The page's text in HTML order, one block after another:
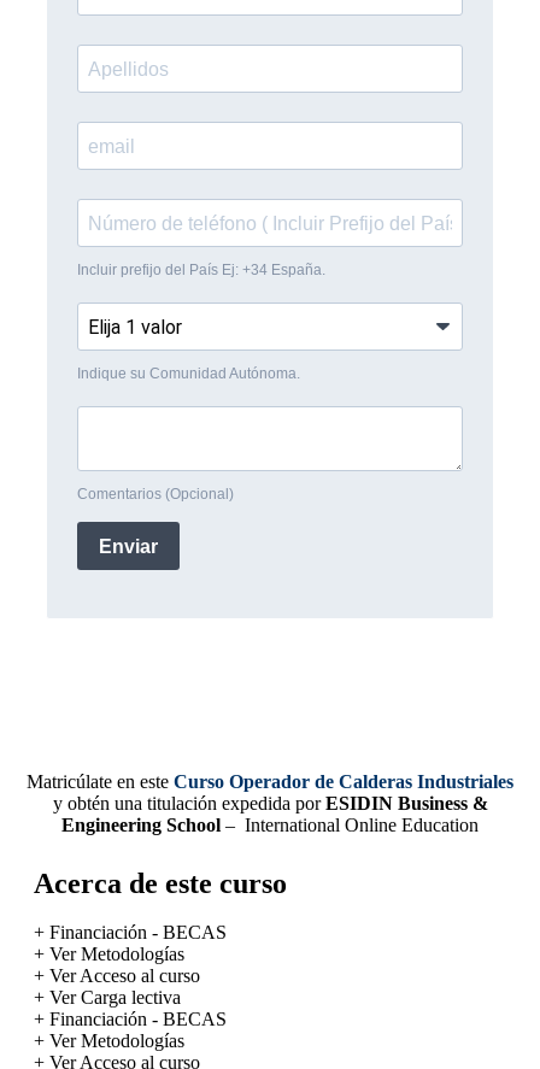
Matricúlate en este Curso Operador de Calderas Industriales
y obtén una titulación expedida porESIDIN Business &
Engineering School – International Online Education
Acerca de este curso
+ Financiación - BECAS
+ Ver Metodologías
+ Ver Acceso al curso
+ Ver Carga lectiva
+ Financiación - BECAS
+ Ver Metodologías
+ Ver Acceso al curso